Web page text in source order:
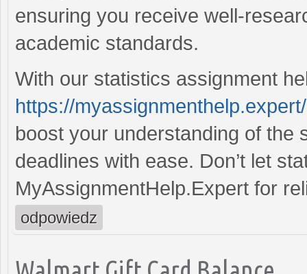
ensuring you receive well-
academic standards.
With our statistics assignment
https://
boost your understanding of the
deadlines with ease. Don’t let
MyAssignmentHelp.Expert for
odpowiedz